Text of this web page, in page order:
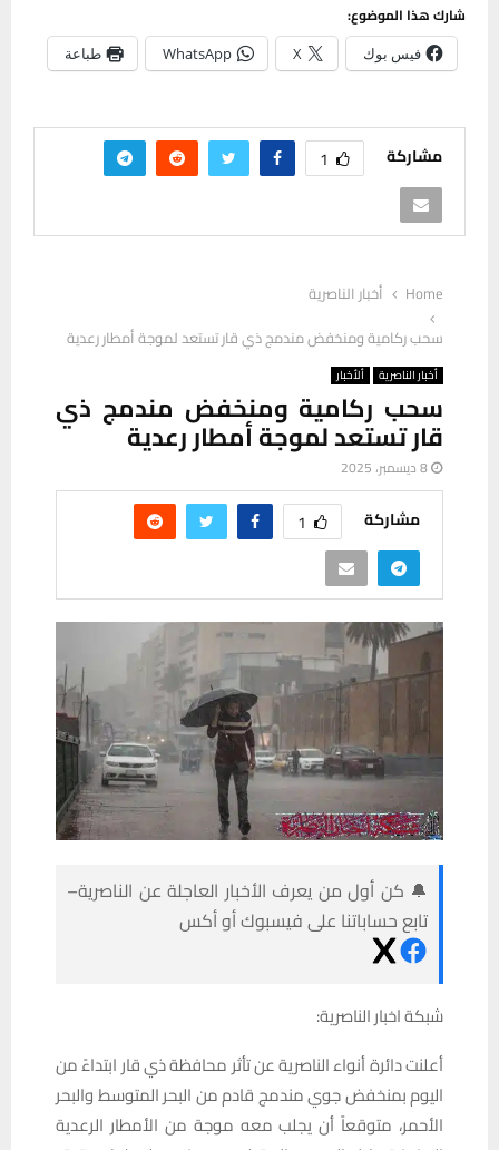
شارك هذا الموضوع:
فيس بوك X
WhatsApp طباعة
مشاركة 1
Home
أخبار الناصرية
سحب ركامية ومنخفض مندمج ذي قار تستعد لموجة أمطار رعدية
أخبار الناصرية ألأخبار
سحب ركامية ومنخفض مندمج ذي
قار تستعد لموجة أمطار رعدية
8 ديسمبر، 2025
مشاركة 1
🔔 كن أول من يعرف الأخبار العاجلة عن الناصرية–
تابع حساباتنا على فيسبوك أو أكس
شبكة اخبار الناصرية:
أعلنت دائرة أنواء الناصرية عن تأثر محافظة ذي قار ابتداءً من
اليوم بمنخفض جوي مندمج قادم من البحر المتوسط والبحر
الأحمر، متوقعاً أن يجلب معه موجة من الأمطار الرعدية